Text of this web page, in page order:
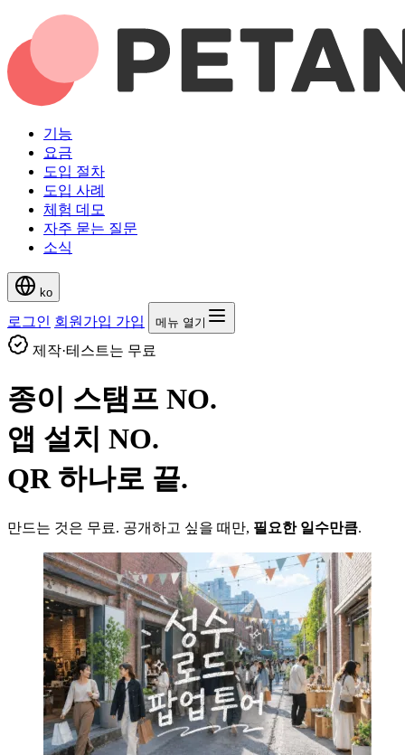
기능
요금
도입 절차
도입 사례
체험 데모
자주 묻는 질문
소식
ko
로그인 회원가입 가입 메뉴 열기
제작·테스트는 무료
종이 스탬프 NO.
앱 설치 NO.
QR 하나로 끝.
만드는 것은 무료. 공개하고 싶을 때만, 필요한 일수만큼.